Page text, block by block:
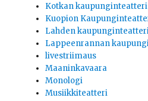
Kotkan kaupunginteatteri
Kuopion
Lahden
Lappeenrannan
livestriimaus
Maaninkavaara
Monologi
Musiikkiteatteri